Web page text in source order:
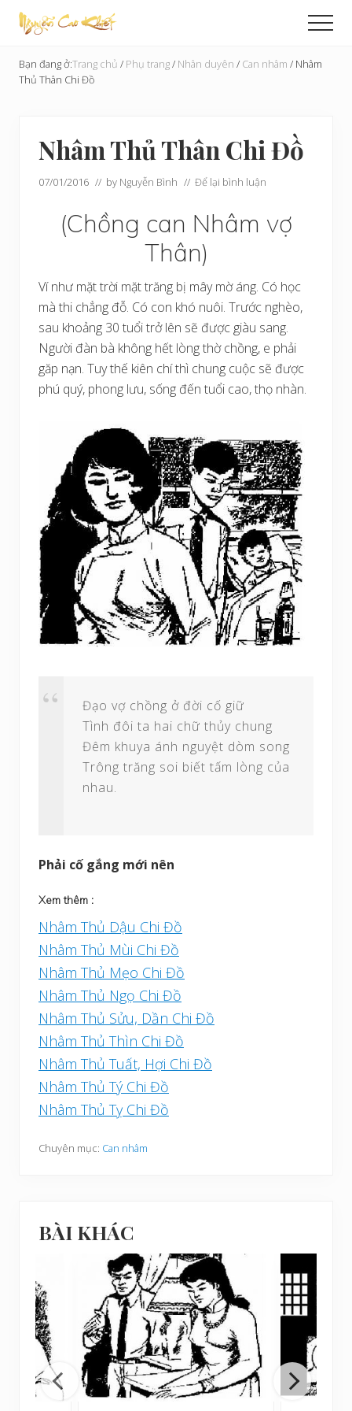
Menu
Skip
content
qua
sidebar
Tạo
Hoàn
Bạn đang ở:Trang chủ / Phụ trang/ Nhân duyên / Can nhâm / Nhâm
Thủ Thân Chi Đồ
Nhâm Thủ Thân Chi Đồ
07/01/2016 // by Nguyễn Bình // Để lại bình luận
(Chồng can Nhâm vợ
Thân)
Ví như mặt trời mặt trăng bị mây mờ áng. Có học
mà thi chẳng đỗ. Có con khó nuôi. Trước nghèo,
sau khoảng 30 tuổi trở lên sẽ được giàu sang.
Người đàn bà không hết lòng thờ chồng, e phải
găp nạn. Tuy thế kiên chí thì chung cuộc sẽ được
phú quý, phong lưu, sống đến tuổi cao, thọ nhàn.
Đạo vợ chồng ở đời cố giữ
Tình đôi ta hai chữ thủy chung
Đêm khuya ánh nguyệt dòm song
Trông trăng soi biết tấm lòng của
nhau.
Phải cố gắng mới nên
Xem thêm :
Nhâm Thủ Dậu Chi Đồ
Nhâm Thủ Mùi Chi Đồ
Nhâm Thủ Mẹo Chi Đồ
Nhâm Thủ Ngọ Chi Đồ
Nhâm Thủ Sửu, Dần Chi Đồ
Nhâm Thủ Thìn Chi Đồ
Nhâm Thủ Tuất, Hợi Chi Đồ
Nhâm Thủ Tý Chi Đồ
Nhâm Thủ Tỵ Chi Đồ
Chuyên mục: Can nhâm
BÀI KHÁC